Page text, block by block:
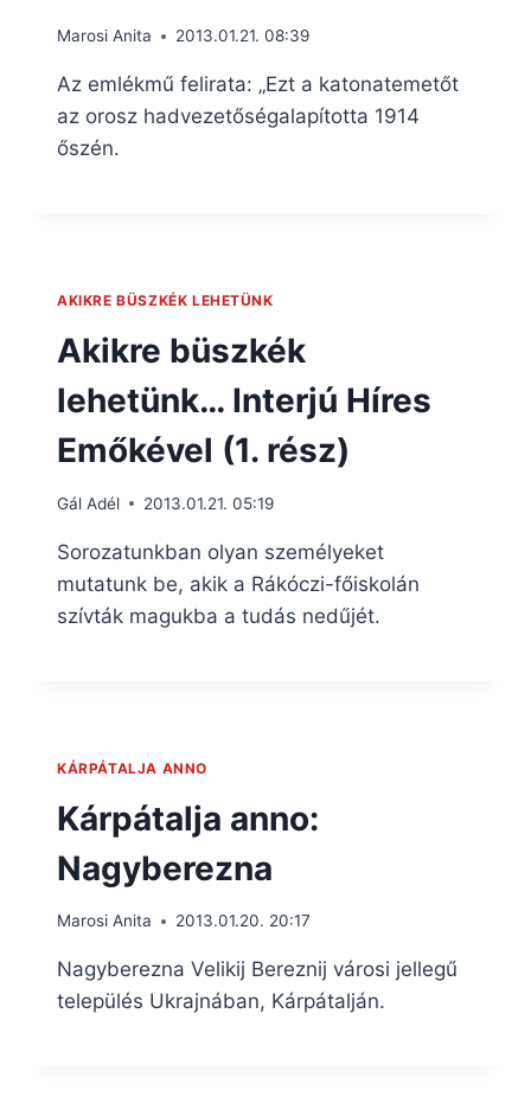
Marosi Anita 2013.01.21. 08:39
Az emlékmű felirata: „Ezt a katonatemetőt
az orosz hadvezetőségalapította 1914
őszén.
AKIKRE BÜSZKÉK LEHETÜNK
Akikre büszkék
lehetünk… Interjú Híres
Emőkével (1. rész)
Gál Adél 2013.01.21. 05:19
Sorozatunkban olyan személyeket
mutatunk be, akik a Rákóczi-főiskolán
szívták magukba a tudás nedűjét.
KÁRPÁTALJA ANNO
Kárpátalja anno:
Nagyberezna
Marosi Anita 2013.01.20. 20:17
Nagyberezna Velikij Bereznij városi jellegű
település Ukrajnában, Kárpátalján.